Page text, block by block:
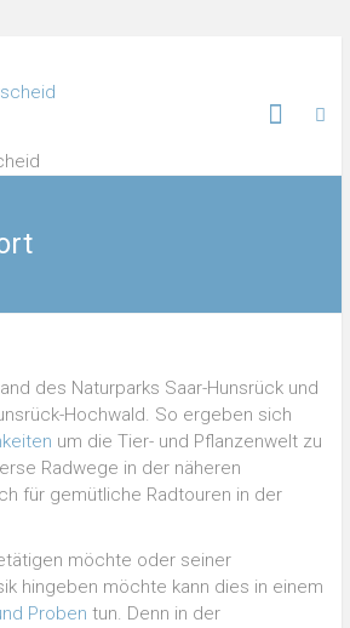
des Naturparks Saar-Hunsrück und
Hochwald. So ergeben sich
um die Tier- und Pflanzenwelt zu
Radwege in der näheren
für gemütliche Radtouren in der
möchte oder seiner
hingeben möchte kann dies in einem
Proben tun. Denn in der